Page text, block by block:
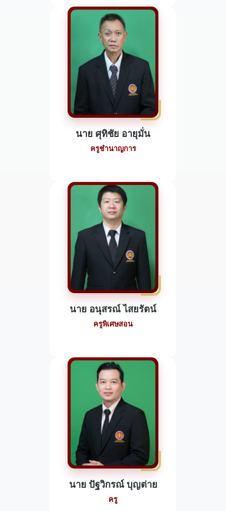
นาย ศุทิชัย อายุมั่น
ครูชำนาญการ
นาย อนุสรณ์ ไสยรัตน์
ครูพิเศษสอน
นาย ปัฐวิกรณ์ บุญต่าย
ครู